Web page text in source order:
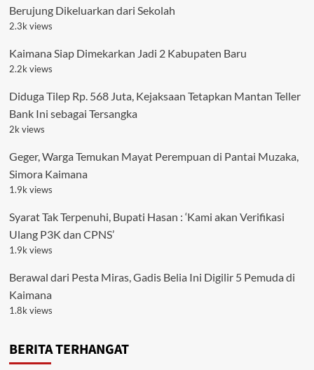
Berujung Dikeluarkan dari Sekolah
2.3k views
Kaimana Siap Dimekarkan Jadi 2 Kabupaten Baru
2.2k views
Diduga Tilep Rp. 568 Juta, Kejaksaan Tetapkan Mantan Teller
Bank Ini sebagai Tersangka
2k views
Geger, Warga Temukan Mayat Perempuan di Pantai Muzaka,
Simora Kaimana
1.9k views
Syarat Tak Terpenuhi, Bupati Hasan : ‘Kami akan Verifikasi
Ulang P3K dan CPNS’
1.9k views
Berawal dari Pesta Miras, Gadis Belia Ini Digilir 5 Pemuda di
Kaimana
1.8k views
BERITA TERHANGAT